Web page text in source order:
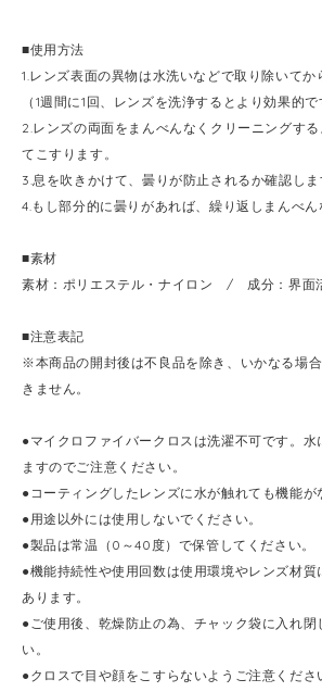
■使用方法
1.レンズ表面の異物は水洗いなどで取り除いてか
（1週間に1回、レンズを洗浄するとより効果的で
2.レンズの両面をまんべんなくクリーニングす
てこすります。
3.息を吹きかけて、曇りが防止されるか確認しま
4.もし部分的に曇りがあれば、繰り返しまんべん
■素材
素材：ポリエステル・ナイロン / 成分：界面
■注意表記
※本商品の開封後は不良品を除き、いかなる場
きません。
●マイクロファイバークロスは洗濯不可です。
ますのでご注意ください。
●コーティングしたレンズに水が触れても機能が
●用途以外には使用しないでください。
●製品は常温（0～40度）で保管してください。
●機能持続性や使用回数は使用環境やレンズ材
あります。
●ご使用後、乾燥防止の為、チャック袋に入れ閉
い。
●クロスで目や顔をこすらないようご注意くださ